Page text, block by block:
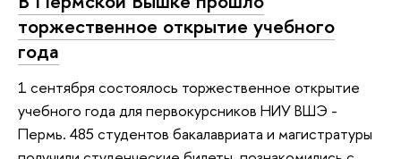
торжественное открытие учебного
года
1 сентября состоялось торжественное открытие
учебного года для первокурсников НИУ ВШЭ -
Пермь. 485 студентов бакалавриата и магистратуры